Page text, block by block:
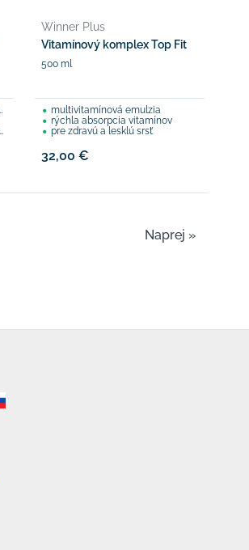
Winner Plus
Vitamínový komplex Top Fit
500 ml
multivitamínová emulzia
rýchla absorpcia vitamínov
pre zdravú a lesklú srsť
32,00 €
Naprej »